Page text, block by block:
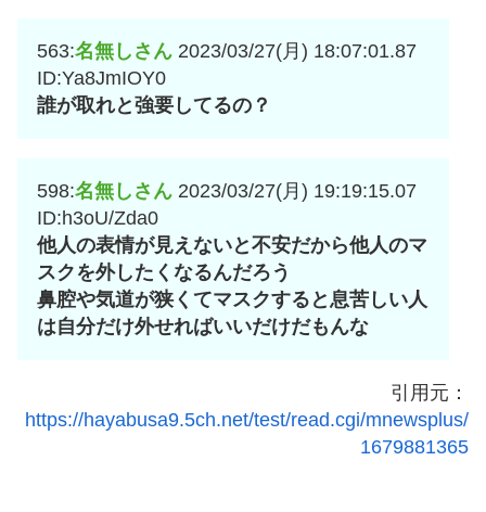
563:名無しさん 2023/03/27(月) 18:07:01.87
ID:Ya8JmIOY0
誰が取れと強要してるの？
598:名無しさん 2023/03/27(月) 19:19:15.07
ID:h3oU/Zda0
他人の表情が見えないと不安だから他人のマ
スクを外したくなるんだろう
鼻腔や気道が狭くてマスクすると息苦しい人
は自分だけ外せればいいだけだもんな
引用元：
https://hayabusa9.5ch.net/test/read.cgi/mnewsplus/
1679881365